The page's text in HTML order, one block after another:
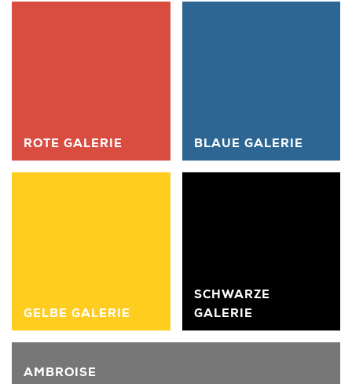
ROTE GALERIE BLAUE GALERIE
GELBE GALERIE
SCHWARZE
GALERIE
AMBROISE